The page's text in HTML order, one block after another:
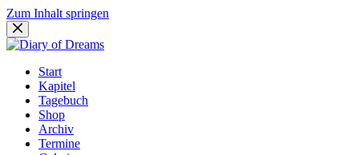
Zum Inhalt springen
Start
Kapitel
Tagebuch
Shop
Archiv
Termine